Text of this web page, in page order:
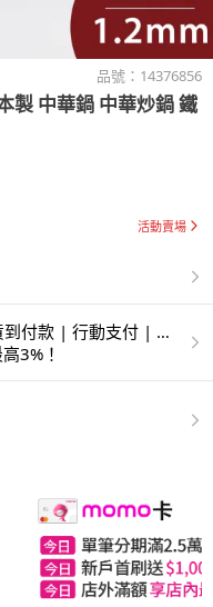
品號： 14376856
中華鍋 中華炒鍋 鐵
活動賣場
付款 | 行動支付 | 超
3%！